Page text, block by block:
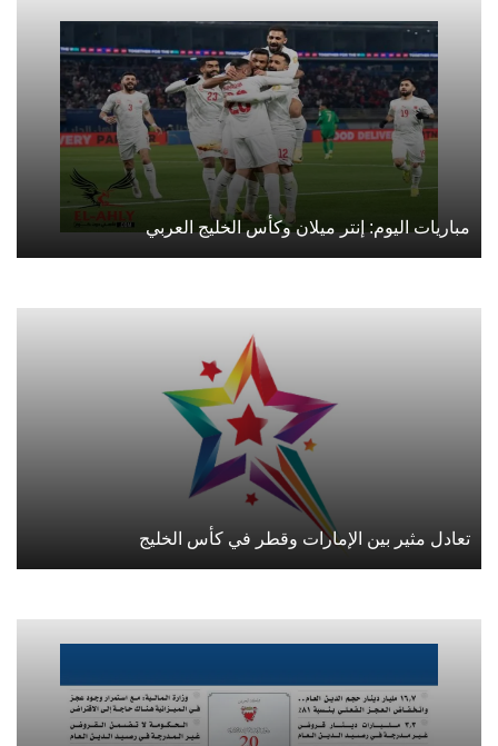
مباريات اليوم: إنتر ميلان وكأس الخليج العربي
تعادل مثير بين الإمارات وقطر في كأس الخليج